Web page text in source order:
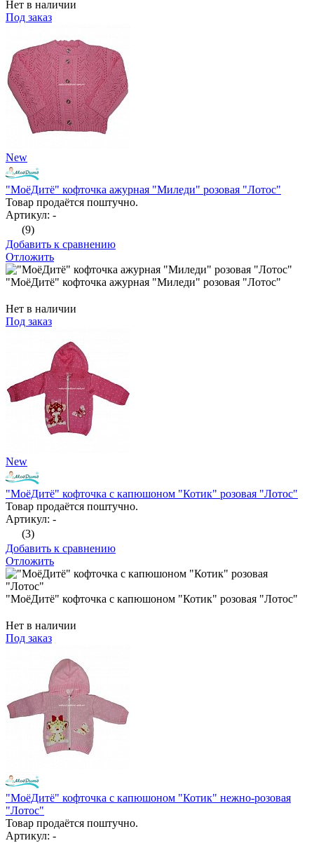
Нет в наличии
Под заказ
New
"МоёДитё" кофточка ажурная "Миледи" розовая "Лотос"
Товар продаётся поштучно.
Артикул: -
(9)
Добавить к сравнению
Отложить
"МоёДитё" кофточка ажурная "Миледи" розовая "Лотос"
Нет в наличии
Под заказ
New
"МоёДитё" кофточка с капюшоном "Котик" розовая "Лотос"
Товар продаётся поштучно.
Артикул: -
(3)
Добавить к сравнению
Отложить
"МоёДитё" кофточка с капюшоном "Котик" розовая "Лотос"
Нет в наличии
Под заказ
"МоёДитё" кофточка с капюшоном "Котик" нежно-розовая
"Лотос"
Товар продаётся поштучно.
Артикул: -